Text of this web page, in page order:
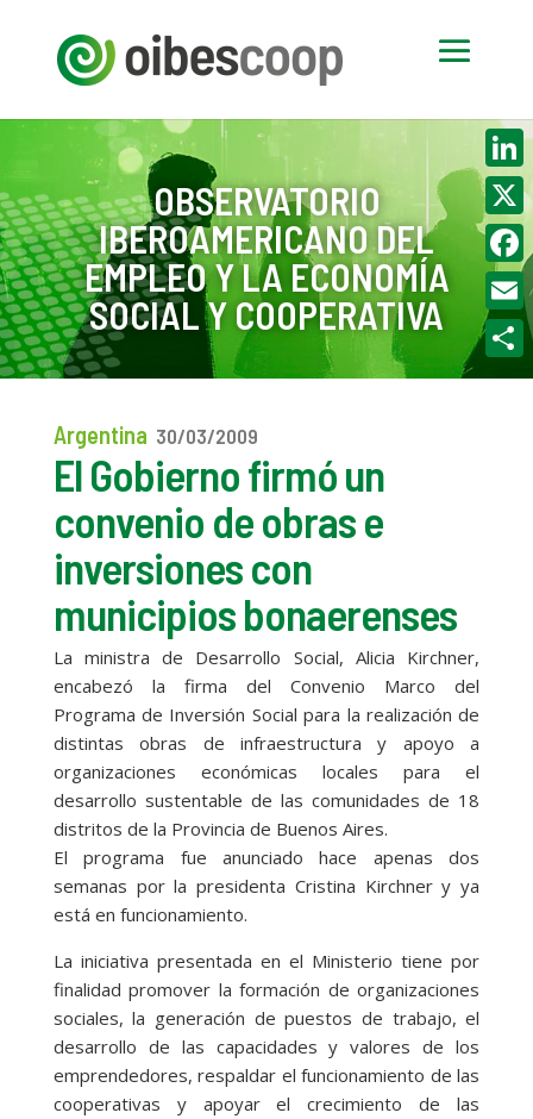
OBSERVATORIO
IBEROAMERICANO DEL
EMPLEO Y LA ECONOMÍA
SOCIAL Y COOPERATIVA
Argentina 30/03/2009
El Gobierno firmó un
convenio de obras e
inversiones con
municipios bonaerenses
La ministra de Desarrollo Social, Alicia Kirchner,
encabezó la firma del Convenio Marco del
Programa de Inversión Social para la realización de
distintas obras de infraestructura y apoyo a
organizaciones económicas locales para el
desarrollo sustentable de las comunidades de 18
distritos de la Provincia de Buenos Aires.
El programa fue anunciado hace apenas dos
semanas por la presidenta Cristina Kirchner y ya
está en funcionamiento.
La iniciativa presentada en el Ministerio tiene por
finalidad promover la formación de organizaciones
sociales, la generación de puestos de trabajo, el
desarrollo de las capacidades y valores de los
emprendedores, respaldar el funcionamiento de las
cooperativas y apoyar el crecimiento de las
X
Email